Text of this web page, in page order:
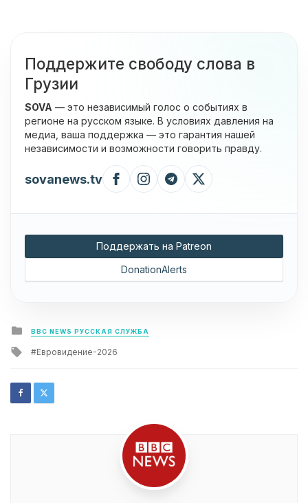
Поддержите свободу слова в
Грузии
SOVA — это независимый голос о событиях в
регионе на русском языке. В условиях давления на
медиа, ваша поддержка — это гарантия нашей
независимости и возможности говорить правду.
sovanews.tv
Поддержать на Patreon
DonationAlerts
Posted
in
BBC NEWS РУССКАЯ СЛУЖБА
Tagged
Евровидение-2026